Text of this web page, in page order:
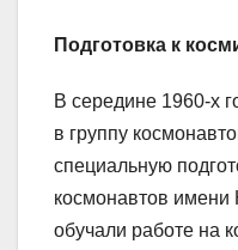
Подготовка к
В середине 1960-х
в группу
специальную
космонавтов имени
обучали работе на